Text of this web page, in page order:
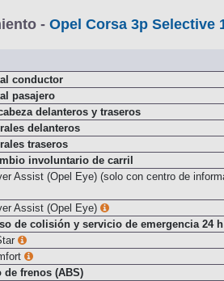
- Opel Corsa 3p Selective
conductor
pasajero
delanteros y traseros
delanteros
traseros
involuntario de carril
Assist (Opel Eye) (solo con centro de
Assist (Opel Eye)
de colisión y servicio de emergencia 24 h